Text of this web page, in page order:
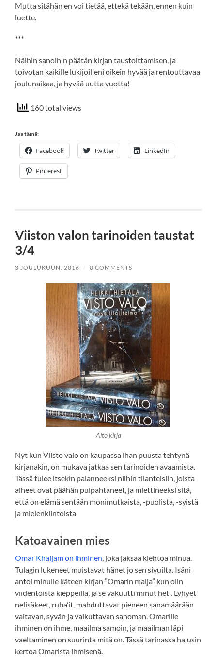
Mutta sitähän en voi tietää, ettekä tekään, ennen kuin
luette.
***
Näihin sanoihin päätän kirjan taustoittamisen, ja
toivotan kaikille lukijoilleni oikein hyvää ja rentouttavaa
joulunaikaa, ja hyvää uutta vuotta!
160 total views
Jaa tämä:
Facebook Twitter LinkedIn
Pinterest
Viiston valon tarinoiden taustat
3/4
3 JOULUKUUN, 2016 / 0 COMMENTS
Aito kirja
Nyt kun Viisto valo on kaupassa ihan puusta tehtynä
kirjanakin, on mukava jatkaa sen tarinoiden avaamista.
Tässä tulee itsekin palanneeksi niihin tilanteisiin, joista
aiheet ovat päähän pulpahtaneet, ja miettineeksi sitä,
että on elämä sentään monimutkaista, -puolista, -syistä
ja mielenkiintoista.
Katoavainen mies
Omar Khaijam on ihminen, joka jaksaa kiehtoa minua.
Tulagin lukeneet muistavat hänet jo sen sivuilta. Isäni
antoi minulle käteen kirjan ”Omarin malja” kun olin
viidentoista kieppeillä, ja se vakuutti minut heti. Lyhyet
nelisäkeet, ruba’it, mahduttavat pieneen sanamäärään
valtavan, syvän ja vaikuttavan sanoman. Omarille
ihminen on ihme, maailma samoin, ja maailman läpi
vaeltaminen on suurinta mitä on. Tässä tarinassa halusin
kertoa Omarista ihmisenä.